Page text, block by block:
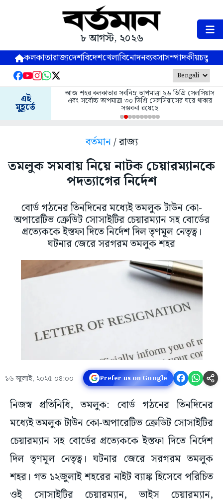
৮ আগস্ট, ২০২৬
কলকাতারাজ্যদেশবিদেশখেলাবিনোদনব্যবসাসম্পাদকীয়
এই
মুহূর্তে
আজ শহর কলকাতার সর্বনিম্ন তাপমাত্রা ২৬ ডিগ্রি সেলসিয়াস
এবং সর্বোচ্চ তাপমাত্রা ৩০ ডিগ্রি সেলসিয়াসের ঘরে থাকার
সম্ভবনা রয়েছে
বর্তমান/ রাজ্য
তমলুক সমবায় নিয়ে নাটক চেয়ারম্যানকে
পদত্যাগের নির্দেশ
বোর্ড গঠনের তিনদিনের মধ্যেই তমলুক টাউন কো-
অপারেটিভ ক্রেডিট সোসাইটির চেয়ারম্যান সহ বোর্ডের
প্রত্যেককে ইস্তফা দিতে নির্দেশ দিল তৃণমূল নেতৃত্ব।
ঘটনার জেরে সরগরম তমলুক শহর
১৬ জুলাই, ২০২৫ ০৪:০০ Prefer us on Google
নিজস্ব প্রতিনিধি, তমলুক: বোর্ড গঠনের তিনদিনের
মধ্যেই তমলুক টাউন কো-অপারেটিভ ক্রেডিট সোসাইটির
চেয়ারম্যান সহ বোর্ডের প্রত্যেককে ইস্তফা দিতে নির্দেশ
দিল তৃণমূল নেতৃত্ব। ঘটনার জেরে সরগরম তমলুক
শহর। গত ১২জুলাই শহরের না‌ইট ব্যাঙ্ক হিসেবে পরিচিত
ওই সোসাইটির চেয়ারম্যান, ভাইস চেয়ারম্যান,